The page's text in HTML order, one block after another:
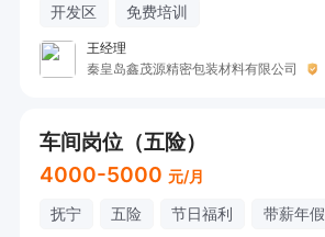
开发区 免费培训
王经理
秦皇岛鑫茂源精密包装材料有限公司
车间岗位（五险）
4000-5000 元/月
抚宁 五险 节日福利 带薪年假